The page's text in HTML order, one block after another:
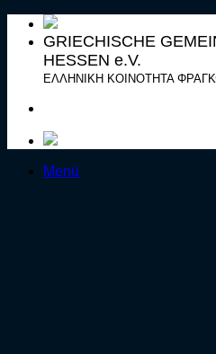
Zum
Inhalt
springen
GRIECHISCHE
HESSEN e.V.
ΕΛΛΗΝΙΚΗ ΚΟΙΝΟΤΗΤΑ
Menü